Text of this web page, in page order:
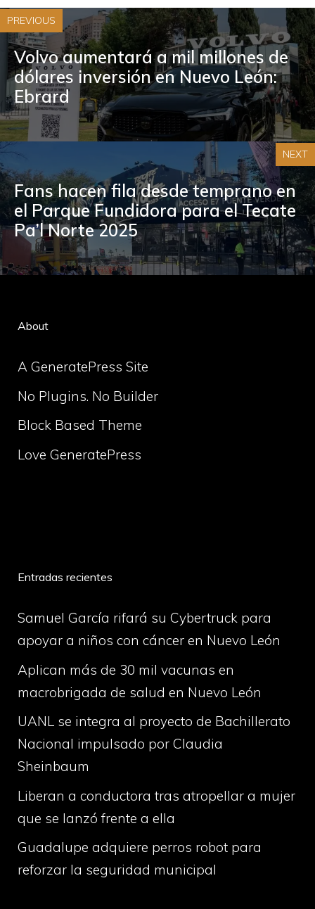
PREVIOUS
Volvo aumentará a mil millones de
dólares inversión en Nuevo León:
Ebrard
NEXT
Fans hacen fila desde temprano en
el Parque Fundidora para el Tecate
Pa’l Norte 2025
About
A GeneratePress Site
No Plugins. No Builder
Block Based Theme
Love GeneratePress
Entradas recientes
Samuel García rifará su Cybertruck para
apoyar a niños con cáncer en Nuevo León
Aplican más de 30 mil vacunas en
macrobrigada de salud en Nuevo León
UANL se integra al proyecto de Bachillerato
Nacional impulsado por Claudia
Sheinbaum
Liberan a conductora tras atropellar a mujer
que se lanzó frente a ella
Guadalupe adquiere perros robot para
reforzar la seguridad municipal